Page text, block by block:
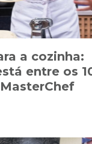
a cozinha:
entre os